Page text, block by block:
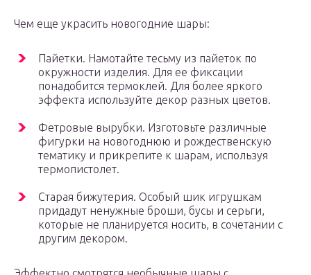
Чем еще украсить новогодние шары:
Пайетки. Намотайте тесьму из пайеток по
окружности изделия. Для ее фиксации
понадобится термоклей. Для более яркого
эффекта используйте декор разных цветов.
Фетровые вырубки. Изготовьте различные
фигурки на новогоднюю и рождественскую
тематику и прикрепите к шарам, используя
термопистолет.
Старая бижутерия. Особый шик игрушкам
придадут ненужные броши, бусы и серьги,
которые не планируется носить, в сочетании с
другим декором.